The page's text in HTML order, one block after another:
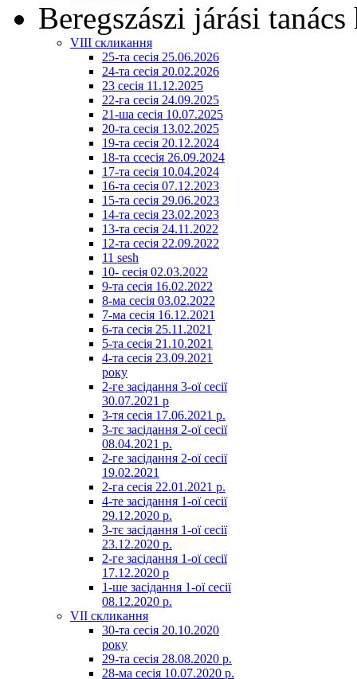
Beregszászi járási
VIII скликання
25-та сесія 25.06.2026
24-та сесія 20.02.2026
23 сесія 11.12.2025
22-га сесія 24.09.2025
21-ша сесія 10.07.2025
20-та сесія 13.02.2025
19-та сесія 20.12.2024
18-та ссесія 26.09.2024
17-та сесія 10.04.2024
16-та сесія 07.12.2023
15-та сесія 29.06.2023
14-та сесія 23.02.2023
13-та сесія 24.11.2022
12-та сесія 22.09.2022
11 sesh
10- сесія 02.03.2022
9-та сесія 16.02.2022
8-ма сесія 03.02.2022
7-ма сесія 16.12.2021
6-та сесія 25.11.2021
5-та сесія 21.10.2021
4-та сесія 23.09.2021
року
2-ге засідання 3-ої сесії
30.07.2021 р
3-тя сесія 17.06.2021 р.
3-тє засідання 2-ої сесії
08.04.2021 р.
2-ге засідання 2-ої сесії
19.02.2021
2-га сесія 22.01.2021 р.
4-те засідання 1-ої сесії
29.12.2020 р.
3-тє засідання 1-ої сесії
23.12.2020 р.
2-ге засідання 1-ої сесії
17.12.2020 р
1-ше засідання 1-ої сесії
08.12.2020 р.
VII скликання
30-та сесія 20.10.2020
року
29-та сесія 28.08.2020 р.
28-ма сесія 10.07.2020 р.